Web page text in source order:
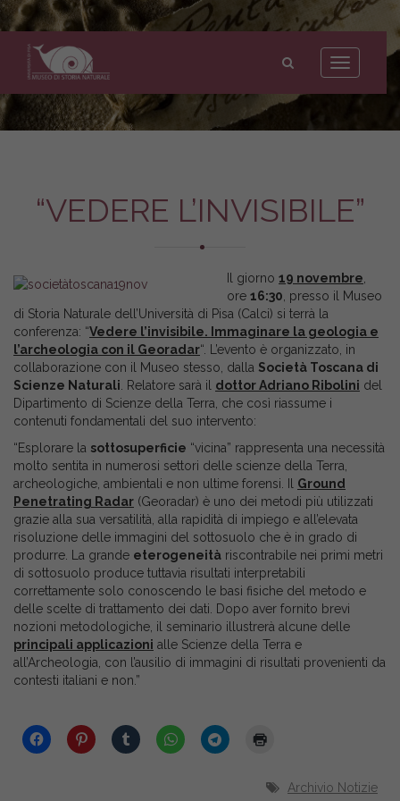
Toggle
navigation
Museo
di
Storia
Naturale
dell'Università
“VEDERE L’INVISIBILE”
Il giorno 19 novembre
ore 16:30 , presso il Museo
di Storia Naturale dell’Università di Pisa (Calci) si terrà la
conferenza: “Vedere l’invisibile. Immaginare la geologia e
l’archeologia con il Georadar“. L’evento è organizzato, in
collaborazione con il Museo stesso, dalla Società Toscana di
Scienze Naturali . Relatore sarà il dottor Adriano Ribolini del
Dipartimento di Scienze della Terra, che così riassume i
contenuti fondamentali del suo intervento:
“Esplorare la sottosuperficie “vicina” rappresenta una necessità
molto sentita in numerosi settori delle scienze della Terra,
archeologiche, ambientali e non ultime forensi. Il Ground
Penetrating Radar (Georadar) è uno dei metodi più utilizzati
grazie alla sua versatilità, alla rapidità di impiego e all’elevata
risoluzione delle immagini del sottosuolo che è in grado di
produrre. La grande eterogeneità riscontrabile nei primi metri
di sottosuolo produce tuttavia risultati interpretabili
correttamente solo conoscendo le basi fisiche del metodo e
delle scelte di trattamento dei dati. Dopo aver fornito brevi
nozioni metodologiche, il seminario illustrerà alcune delle
principali applicazioni alle Scienze della Terra e
all’Archeologia, con l’ausilio di immagini di risultati provenienti da
contesti italiani e non.”
Archivio Notizie